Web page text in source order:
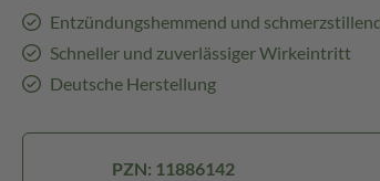
Entzündungshemmend und
Schneller und zuverlässiger Wirkeintritt
Deutsche Herstellung
PZN: 11886142